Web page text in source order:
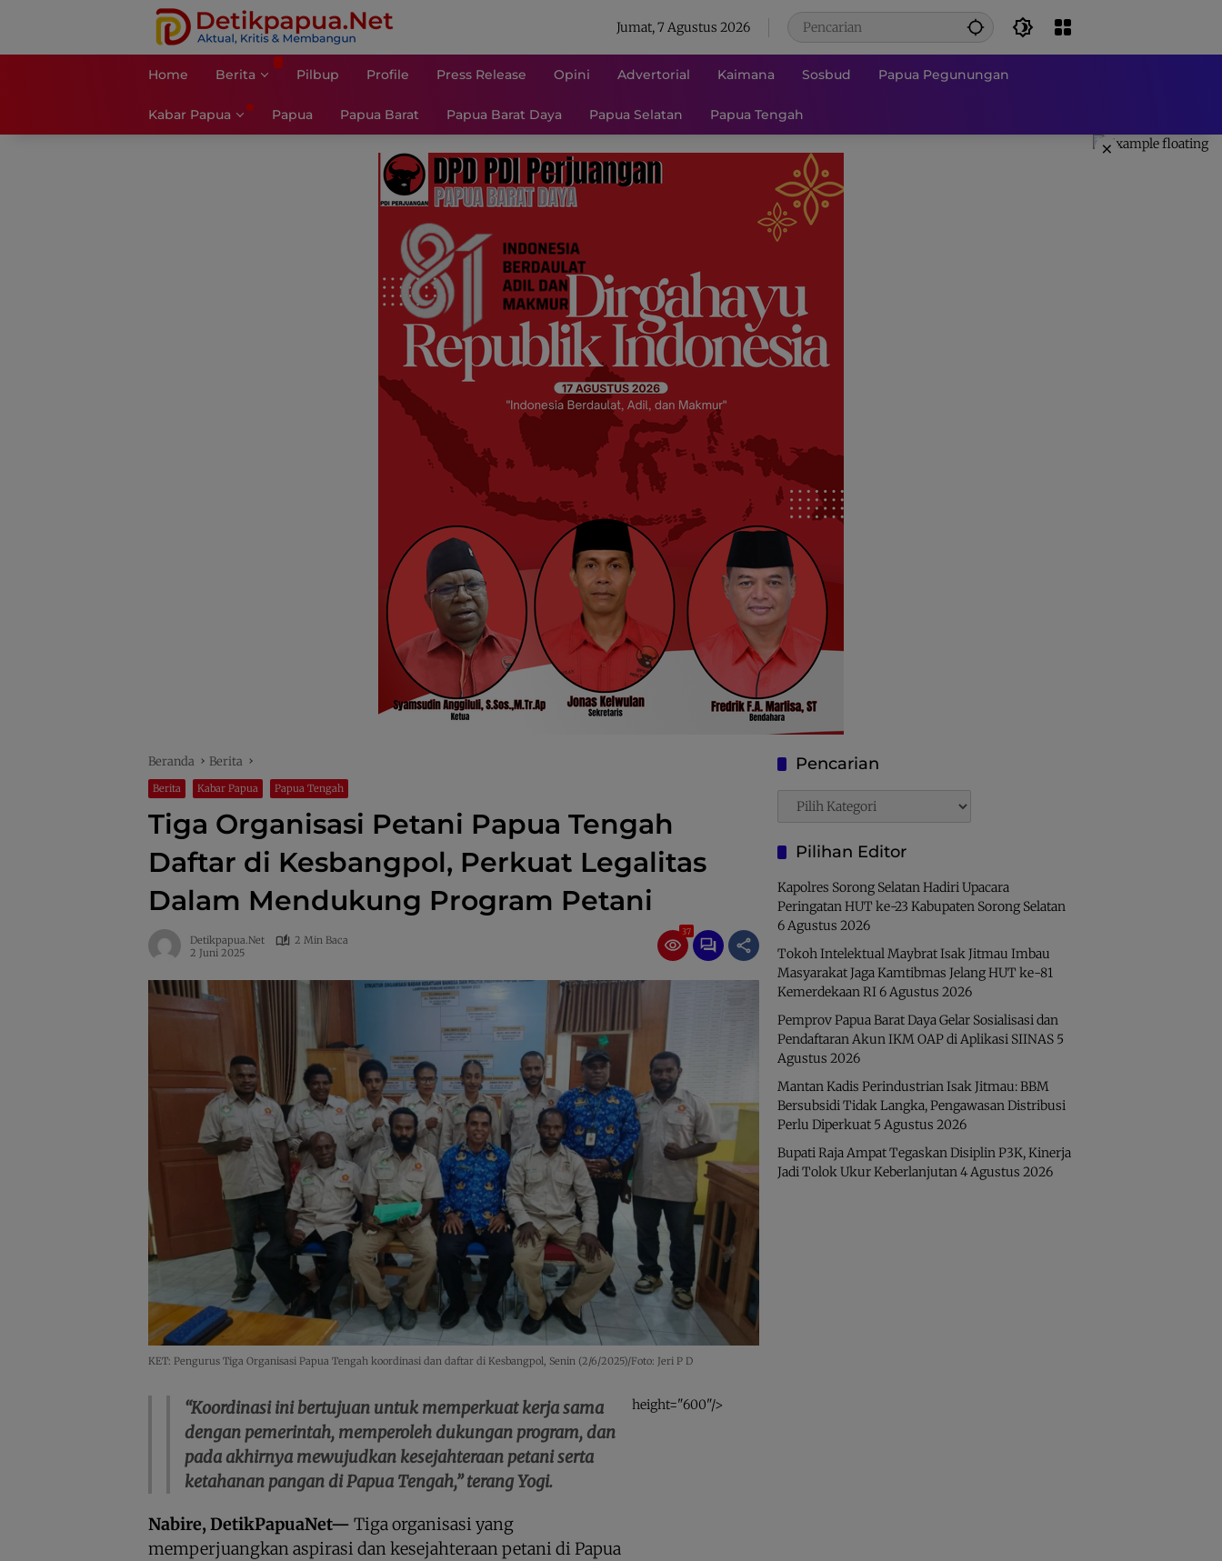
Jumat, 7 Agustus 2026
Home Berita Pilbup Profile Press Release Opini Advertorial Kaimana Sosbud Papua Pegunungan
Kabar Papua Papua Papua Barat Papua Barat Daya Papua Selatan Papua Tengah
×
Beranda Berita
Berita Kabar Papua Papua Tengah
Tiga Organisasi Petani Papua Tengah
Daftar di Kesbangpol, Perkuat Legalitas
Dalam Mendukung Program Petani
Detikpapua.net
2 Min Baca
2 Juni 2025
37
KET: Pengurus Tiga Organisasi Papua Tengah koordinasi dan daftar di Kesbangpol, Senin (2/6/2025)/Foto: Jeri P D
“Koordinasi ini bertujuan untuk memperkuat kerja sama
dengan pemerintah, memperoleh dukungan program, dan
pada akhirnya mewujudkan kesejahteraan petani serta
ketahanan pangan di Papua Tengah,” terang Yogi.
Nabire, DetikPapuaNet— Tiga organisasi yang
memperjuangkan aspirasi dan kesejahteraan petani di Papua
height="600"/>
Pencarian
Pencarian
Pilihan Editor
Kapolres Sorong Selatan Hadiri Upacara
Peringatan HUT ke-23 Kabupaten Sorong Selatan
6 Agustus 2026
Tokoh Intelektual Maybrat Isak Jitmau Imbau
Masyarakat Jaga Kamtibmas Jelang HUT ke-81
Kemerdekaan RI6 Agustus 2026
Pemprov Papua Barat Daya Gelar Sosialisasi dan
Pendaftaran Akun IKM OAP di Aplikasi SIINAS 5
Agustus 2026
Mantan Kadis Perindustrian Isak Jitmau: BBM
Bersubsidi Tidak Langka, Pengawasan Distribusi
Perlu Diperkuat 5 Agustus 2026
Bupati Raja Ampat Tegaskan Disiplin P3K, Kinerja
Jadi Tolok Ukur Keberlanjutan4 Agustus 2026